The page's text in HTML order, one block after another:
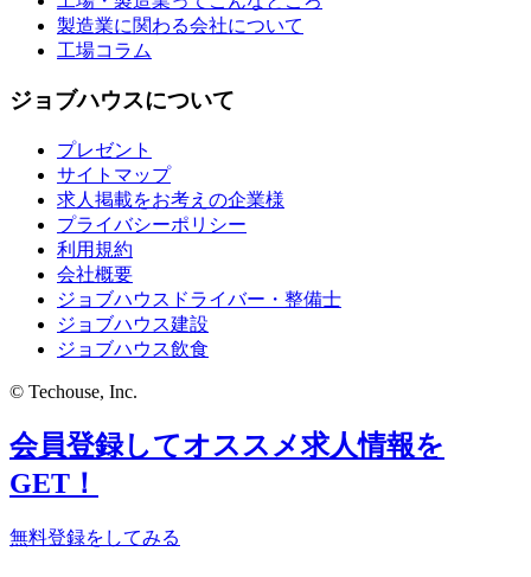
製造業に関わる会社について
工場コラム
ジョブハウスについて
プレゼント
サイトマップ
求人掲載をお考えの企業様
プライバシーポリシー
利用規約
会社概要
ジョブハウスドライバー・整備士
ジョブハウス建設
ジョブハウス飲食
© Techouse, Inc.
会員登録してオススメ求人情報を
GET！
無料登録をしてみる